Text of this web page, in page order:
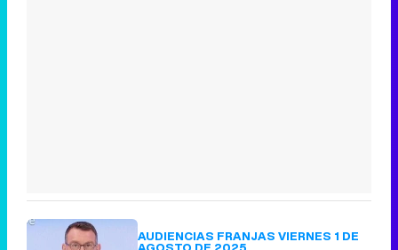
La 1 en la mañana
Eliminar anuncios